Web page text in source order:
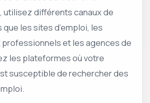
utilisez différents canaux de
les sites d’emploi, les
et les agences de
les plateformes où votre
susceptible de rechercher des